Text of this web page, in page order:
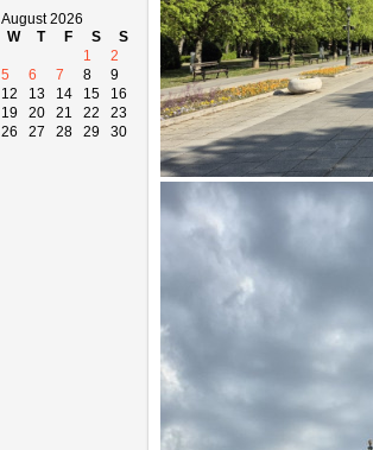
August 2026
W T F S
S
1
2
5 6 7 8
9
12 13 14 15
16
19 20 21 22
23
26 27 28 29
30